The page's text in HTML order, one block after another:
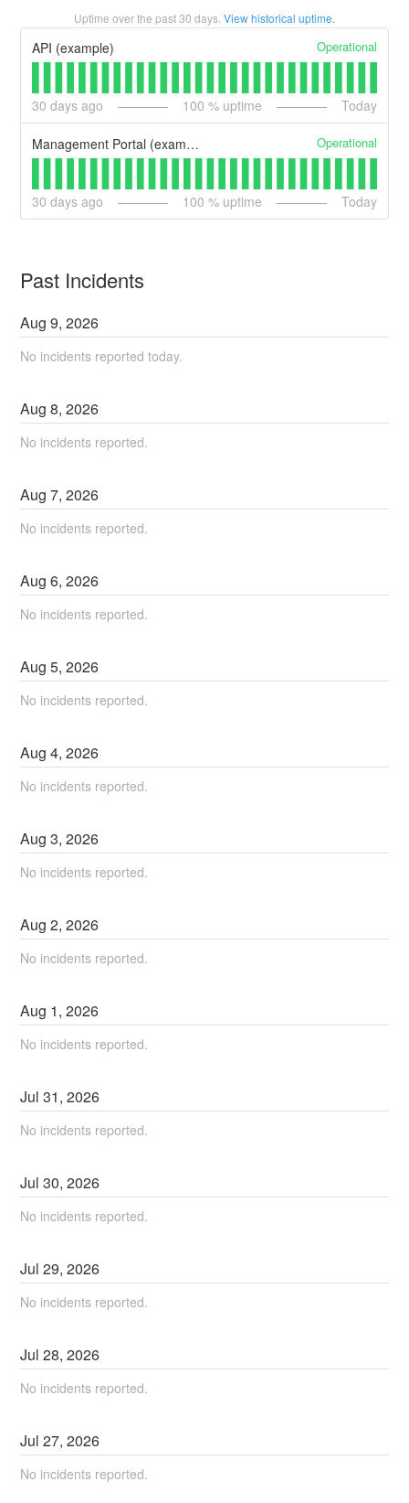
Uptime over the past30 days. View historical uptime.
API (example) Operational
30 days ago 100 % uptime Today
Management Portal (example) Operational
30 days ago 100 % uptime Today
Past Incidents
Aug9,2026
No incidents reported today.
Aug8,2026
No incidents reported.
Aug7,2026
No incidents reported.
Aug6,2026
No incidents reported.
Aug5,2026
No incidents reported.
Aug4,2026
No incidents reported.
Aug3,2026
No incidents reported.
Aug2,2026
No incidents reported.
Aug 1,2026
No incidents reported.
Jul31,2026
No incidents reported.
Jul30,2026
No incidents reported.
Jul29,2026
No incidents reported.
Jul28,2026
No incidents reported.
Jul27,2026
No incidents reported.